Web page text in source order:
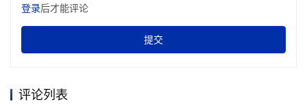
登录后才能评论
提交
评论列表